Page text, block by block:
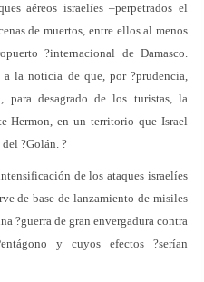
aéreos israelíes –perpetrados el
de muertos, entre ellos al menos
?internacional de Damasco.
a la noticia de que, por ?prudencia,
para desagrado de los turistas, la
Hermon, en un territorio que Israel
?Golán. ?
de los ataques israelíes
de base de lanzamiento de misiles
?guerra de gran envergadura contra
y cuyos efectos ?serían